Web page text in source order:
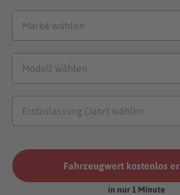
Fahrzeugwert kostenlos
in nur 1 Minute